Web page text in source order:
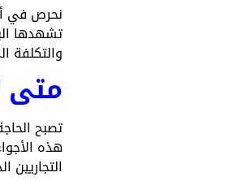
نحرص في
تشهدها
والتكلفة
متى
تصبح
هذه
التجاريين